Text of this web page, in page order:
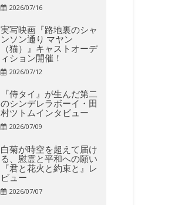
2026/07/16
実写映画『路地裏のシャ
ンソン通り マヤン
（猫）』キャストオーデ
ィション開催！
2026/07/12
『侍タイ』が生んだ第二
のシンデレラボーイ・田
村ツトムインタビュー
2026/07/09
白菊が時空を超えて届け
る、慰霊と平和への願い
『君と花火と約束と』レ
ビュー
2026/07/07